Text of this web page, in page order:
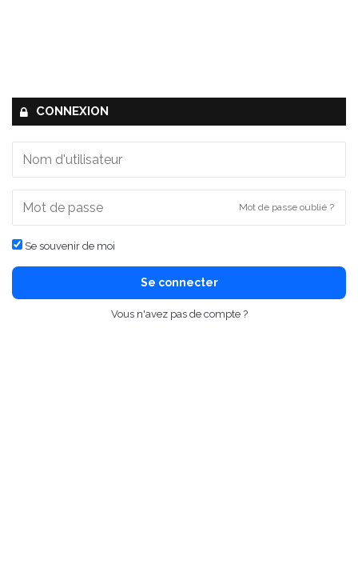
CONNEXION
Mot de passe oublié ?
Se souvenir de moi
Se connecter
Vous n'avez pas de compte ?